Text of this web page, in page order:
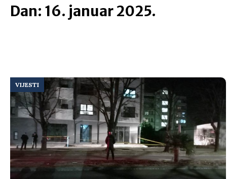
Dan: 16. januar 2025.
VIJESTI